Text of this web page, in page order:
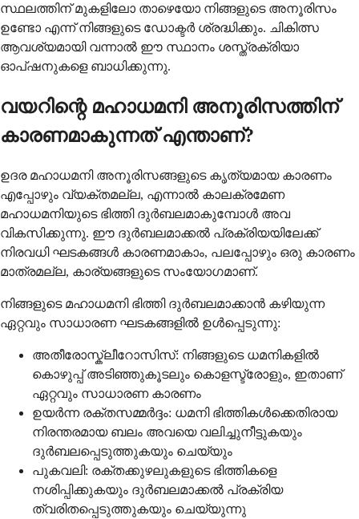
സ്ഥലത്തിന് മുകളിലോ താഴെയോ നിങ്ങളുടെ അനൂരിസം
ഉണ്ടോ എന്ന് നിങ്ങളുടെ ഡോക്ടർ ശ്രദ്ധിക്കും. ചികിത്സ
ആവശ്യമായി വന്നാൽ ഈ സ്ഥാനം ശസ്ത്രക്രിയാ
ഓപ്ഷനുകളെ ബാധിക്കുന്നു.
വയറിന്റെ മഹാധമനി അനൂരിസത്തിന്
കാരണമാകുന്നത് എന്താണ്?
ഉദര മഹാധമനി അനൂരിസങ്ങളുടെ കൃത്യമായ കാരണം
എപ്പോഴും വ്യക്തമല്ല, എന്നാൽ കാലക്രമേണ
മഹാധമനിയുടെ ഭിത്തി ദുർബലമാകുമ്പോൾ അവ
വികസിക്കുന്നു. ഈ ദുർബലമാക്കൽ പ്രക്രിയയിലേക്ക്
നിരവധി ഘടകങ്ങൾ കാരണമാകാം, പലപ്പോഴും ഒരു കാരണം
മാത്രമല്ല, കാര്യങ്ങളുടെ സംയോഗമാണ്.
നിങ്ങളുടെ മഹാധമനി ഭിത്തി ദുർബലമാക്കാൻ കഴിയുന്ന
ഏറ്റവും സാധാരണ ഘടകങ്ങളിൽ ഉൾപ്പെടുന്നു:
അതീരോസ്ക്ലീറോസിസ്: നിങ്ങളുടെ ധമനികളിൽ
കൊഴുപ്പ് അടിഞ്ഞുകൂടലും കൊളസ്ട്രോളും, ഇതാണ്
ഏറ്റവും സാധാരണ കാരണം
ഉയർന്ന രക്തസമ്മർദ്ദം: ധമനി ഭിത്തികൾക്കെതിരായ
നിരന്തരമായ ബലം അവയെ വലിച്ചുനീട്ടുകയും
ദുർബലപ്പെടുത്തുകയും ചെയ്യും
പുകവലി: രക്തക്കുഴലുകളുടെ ഭിത്തികളെ
നശിപ്പിക്കുകയും ദുർബലമാക്കൽ പ്രക്രിയ
ത്വരിതപ്പെടുത്തുകയും ചെയ്യുന്നു